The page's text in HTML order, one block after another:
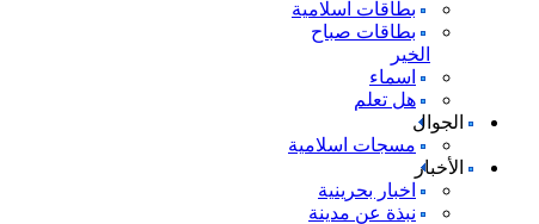
بطاقات اسلامية
بطاقات صباح
الخير
اسماء
هل تعلم
الجوال
مسجات اسلامية
الأخبار
اخبار بحرينية
نبذة عن مدينة